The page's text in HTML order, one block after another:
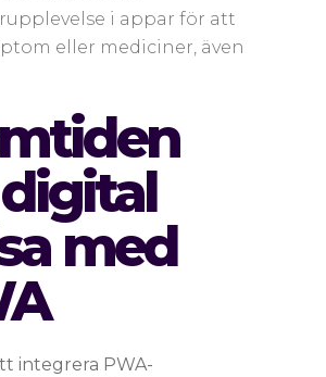
i appar för att
eller mediciner, även
med
integrera PWA-